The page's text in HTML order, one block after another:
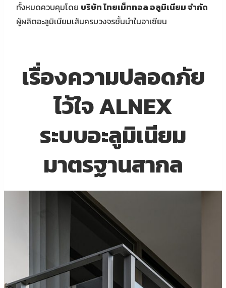
ทั้งหมดควบคุมโดย บริษัท ไทยเม็ททอล อลูมิเนียม จำกัด
ผู้ผลิตอะลูมิเนียมเส้นครบวงจรชั้นนำในอาเซียน
เรื่องความปลอดภัย
ไว้ใจ ALNEX
ระบบอะลูมิเนียม
มาตรฐานสากล